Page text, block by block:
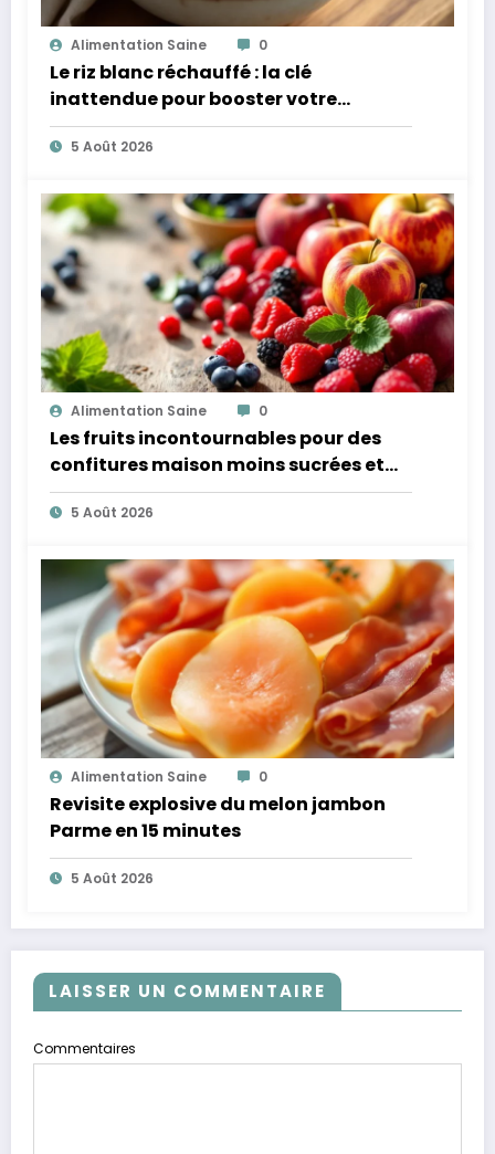
Alimentation Saine 0
Le riz blanc réchauffé : la clé
inattendue pour booster votre
microbiote
5 Août 2026
Alimentation Saine 0
Les fruits incontournables pour des
confitures maison moins sucrées et
plus légères
5 Août 2026
Alimentation Saine 0
Revisite explosive du melon jambon
Parme en 15 minutes
5 Août 2026
LAISSER UN COMMENTAIRE
Commentaires